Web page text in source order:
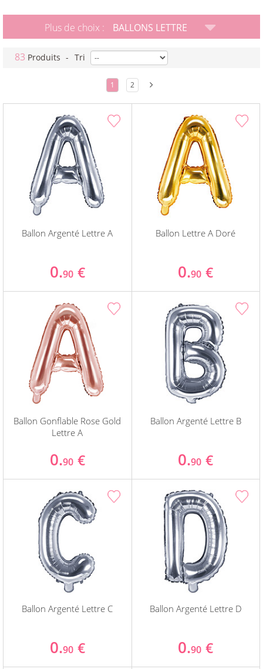
Plus de choix : BALLONS LETTRE
83 Produits - Tri
1 2
Ballon Argenté Lettre A
0.90 €
Ballon Lettre A Doré
0.90 €
Ballon Gonflable Rose Gold
Lettre A
0.90 €
Ballon Argenté Lettre B
0.90 €
Ballon Argenté Lettre C
0.90 €
Ballon Argenté Lettre D
0.90 €